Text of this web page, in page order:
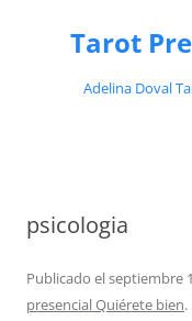
contenidoTarot
Adelina Doval
psicologia
Publicado elseptiembre
presencial Quiérete bien.